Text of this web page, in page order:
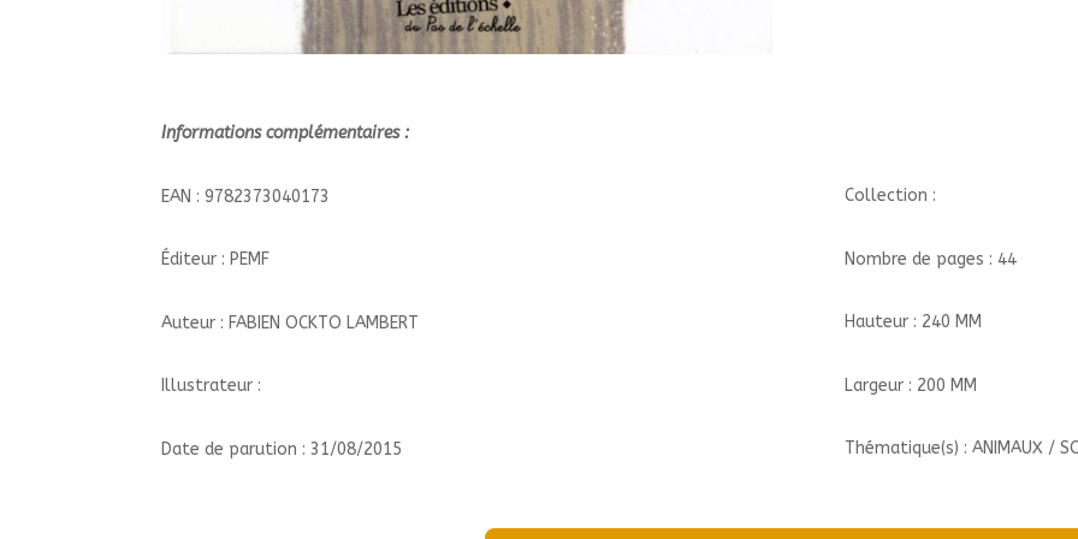
Informations complémentaires :
EAN : 9782373040173
Éditeur : PEMF
Auteur : FABIEN OCKTO LAMBERT
Illustrateur :
Date de parution : 31/08/2015
Collection :
Nombre de pages : 44
Hauteur : 240 MM
Largeur : 200 MM
Thématique(s) : ANIMAUX /